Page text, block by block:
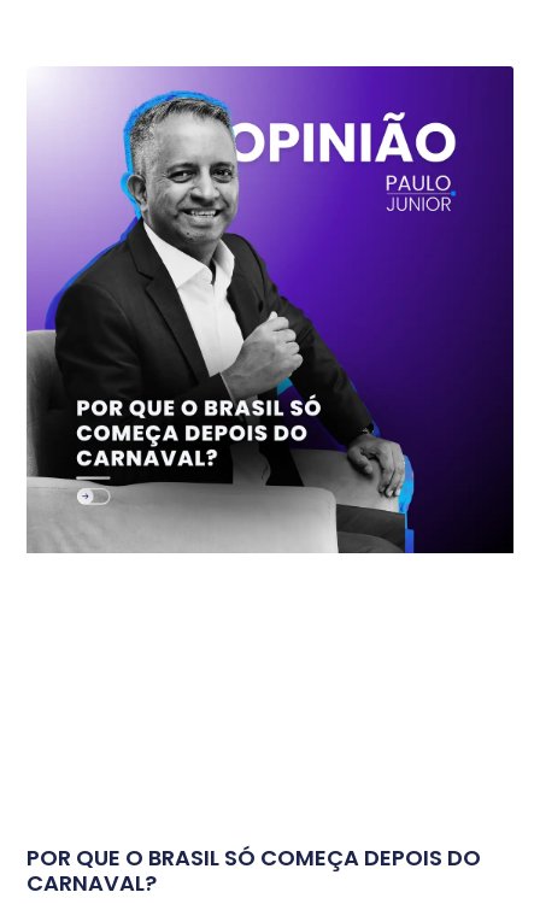
POR QUE O BRASIL SÓ COMEÇA DEPOIS DO
CARNAVAL?